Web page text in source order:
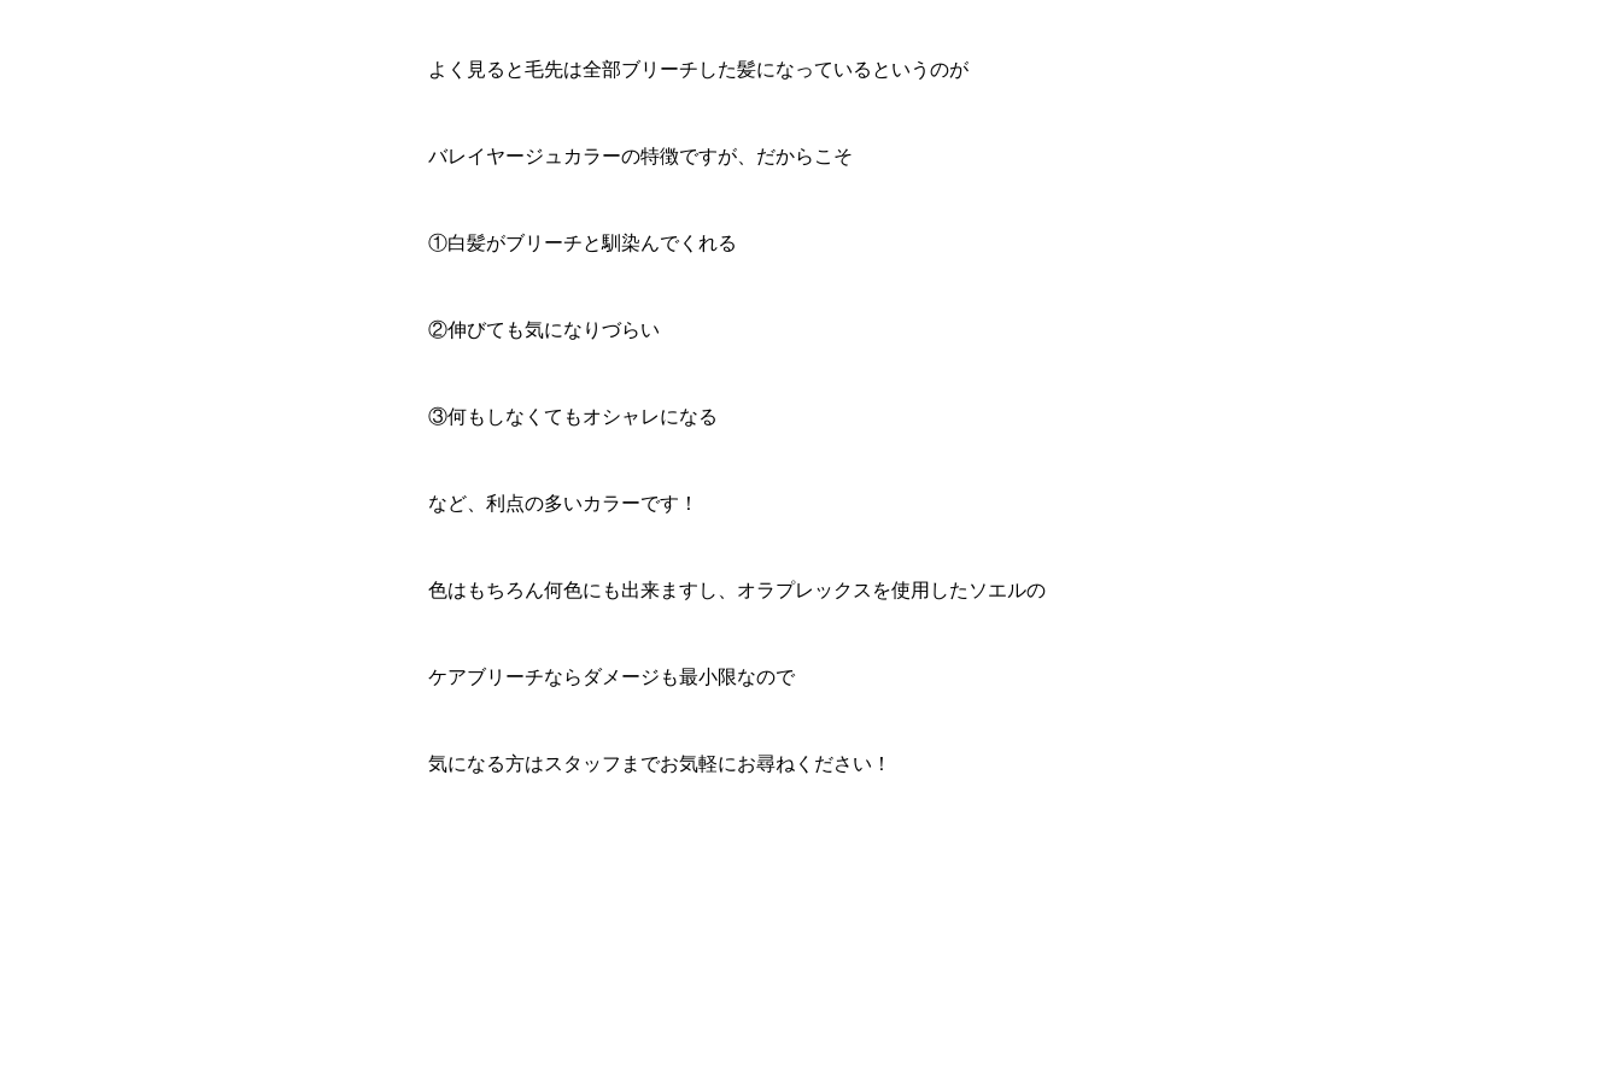
よく見ると毛先は全部ブリーチした髪になっているというのが
バレイヤージュカラーの特徴ですが、だからこそ
①白髪がブリーチと馴染んでくれる
②伸びても気になりづらい
③何もしなくてもオシャレになる
など、利点の多いカラーです！
色はもちろん何色にも出来ますし、オラプレックスを使用したソエルの
ケアブリーチならダメージも最小限なので
気になる方はスタッフまでお気軽にお尋ねください！